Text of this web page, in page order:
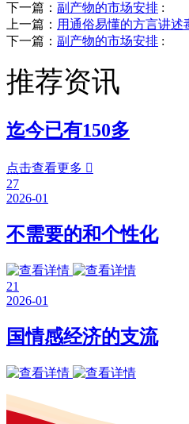
下一篇： 副产物的市场安排 :
上一篇： 用通俗易懂的方言讲述
下一篇： 副产物的市场安排 :
推荐资讯
迄今已有150多
点击查看更多 
27
2026-01
不需要的和个性化
21
2026-01
国情感经济的支流